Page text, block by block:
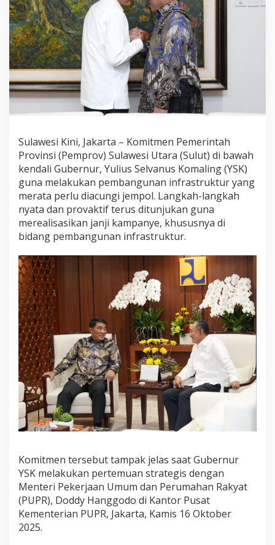
n
I
n
f
r
a
s
t
r
u
k
u
r
y
a
n
g
M
e
a
a
d
l
u
t
,
G
u
b
e
r
n
u
u
l
i
u
s
L
Sulawesi Kini, Jakarta – Komitmen Pemerintah
Provinsi (Pemprov) Sulawesi Utara (Sulut) di bawah
kendali Gubernur, Yulius Selvanus Komaling (YSK)
guna melakukan pembangunan infrastruktur yang
merata perlu diacungi jempol. Langkah-langkah
nyata dan provaktif terus ditunjukan guna
merealisasikan janji kampanye, khususnya di
bidang pembangunan infrastruktur.
Komitmen tersebut tampak jelas saat Gubernur
YSK melakukan pertemuan strategis dengan
Menteri Pekerjaan Umum dan Perumahan Rakyat
(PUPR), Doddy Hanggodo di Kantor Pusat
Kementerian PUPR, Jakarta, Kamis 16 Oktober
2025.